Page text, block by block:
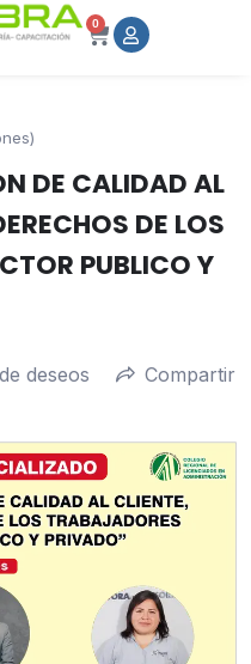
0
DE CALIDAD AL
DE LOS
PUBLICO Y
deseos Compartir